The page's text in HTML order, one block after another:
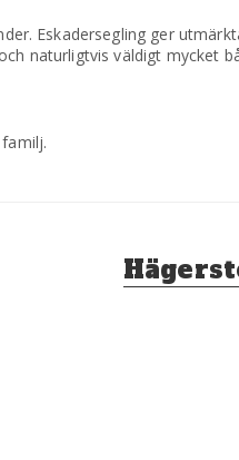
Eskadersegling ger
naturligtvis väldigt mycket
Nästa
inlägg: